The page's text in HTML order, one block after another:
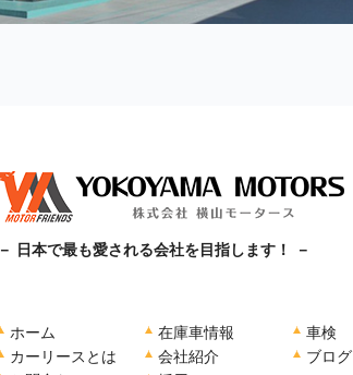
－ 日本で最も愛される会社を目指します！ －
ホーム 在庫車情報 車検
カーリースとは
会社紹介 ブログ